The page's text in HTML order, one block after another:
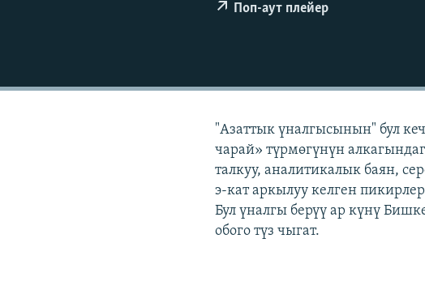
Поп-аут плейер
"Азаттык үналгысынын" бул
чарай» түрмөгүнүн
талкуу, аналитикалык баян,
э-кат аркылуу келген
Бул үналгы берүү ар күнү
обого түз чыгат.